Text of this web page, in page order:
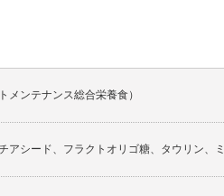
メンテナンス総合栄養食）
アシード、フラクトオリゴ糖、タウリン、